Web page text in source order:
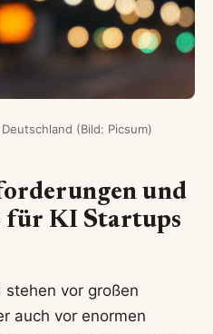
(Bild: Picsum)
und
für KI Startups
stehen vor großen
auch vor enormen